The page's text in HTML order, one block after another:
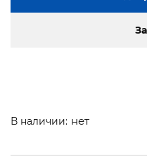
В наличии: нет